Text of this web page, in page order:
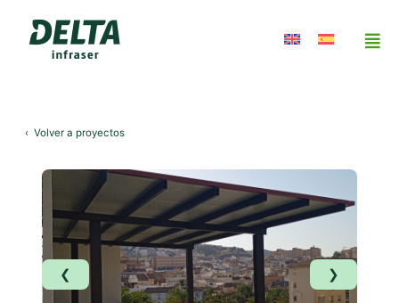
‹ Volver a proyectos
❮ ❯